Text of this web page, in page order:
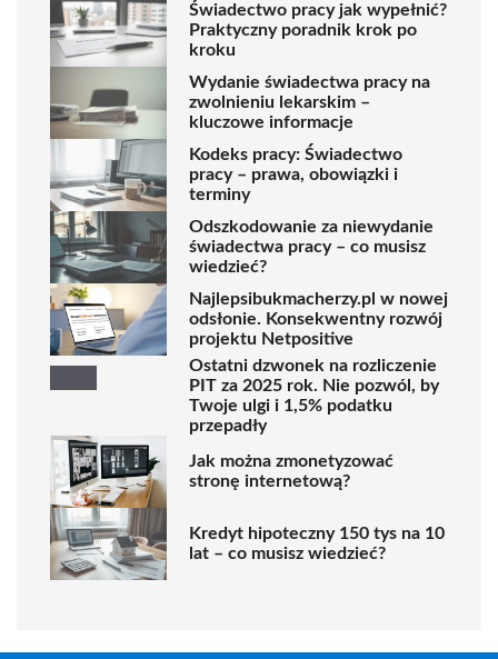
Świadectwo pracy jak wypełnić?
Praktyczny poradnik krok po
kroku
Wydanie świadectwa pracy na
zwolnieniu lekarskim –
kluczowe informacje
Kodeks pracy: Świadectwo
pracy – prawa, obowiązki i
terminy
Odszkodowanie za niewydanie
świadectwa pracy – co musisz
wiedzieć?
Najlepsibukmacherzy.pl w nowej
odsłonie. Konsekwentny rozwój
projektu Netpositive
Ostatni dzwonek na rozliczenie
PIT za 2025 rok. Nie pozwól, by
Twoje ulgi i 1,5% podatku
przepadły
Jak można zmonetyzować
stronę internetową?
Kredyt hipoteczny 150 tys na 10
lat – co musisz wiedzieć?